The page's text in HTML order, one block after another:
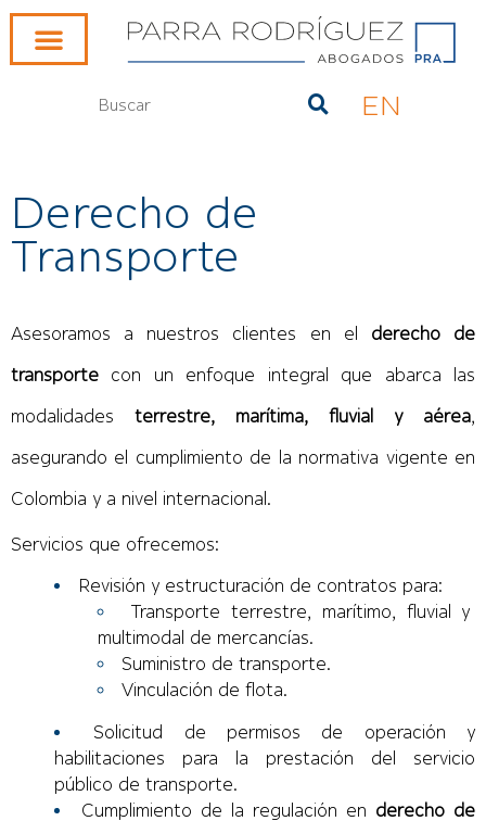
EN
Derecho de
Transporte
Asesoramos a nuestros clientes en el derecho de
transporte con un enfoque integral que abarca las
modalidades terrestre, marítima, fluvial y aérea,
asegurando el cumplimiento de la normativa vigente en
Colombia y a nivel internacional.
Servicios que ofrecemos:
Revisión y estructuración de contratos para:
Transporte terrestre, marítimo, fluvial y
multimodal de mercancías.
Suministro de transporte.
Vinculación de flota.
Solicitud de permisos de operación y
habilitaciones para la prestación del servicio
público de transporte.
Cumplimiento de la regulación en derecho de